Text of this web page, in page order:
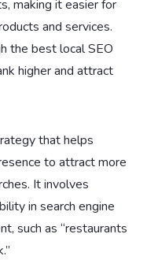
making it easier for
and services.
the best local SEO
higher and attract
that helps
to attract more
It involves
in search engine
such as “restaurants